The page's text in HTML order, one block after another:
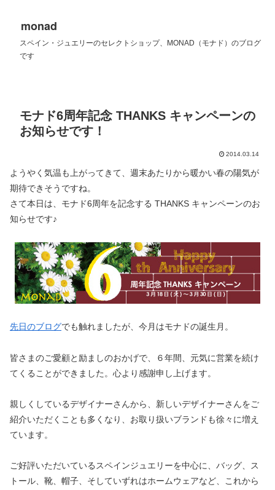
monad
スペイン・ジュエリーのセレクトショップ、MONAD（モナド）のブログ
です
モナド6周年記念 THANKS キャンペーンの
お知らせです！
2014.03.14
ようやく気温も上がってきて、週末あたりから暖かい春の陽気が
期待できそうですね。
さて本日は、モナド6周年を記念する THANKS キャンペーンのお
知らせです♪
先日のブログでも触れましたが、今月はモナドの誕生月。
皆さまのご愛顧と励ましのおかげで、６年間、元気に営業を続け
てくることができました。心より感謝申し上げます。
親しくしているデザイナーさんから、新しいデザイナーさんをご
紹介いただくことも多くなり、お取り扱いブランドも徐々に増え
ています。
ご好評いただいているスペインジュエリーを中心に、バッグ、ス
トール、靴、帽子、そしていずれはホームウェアなど、これから